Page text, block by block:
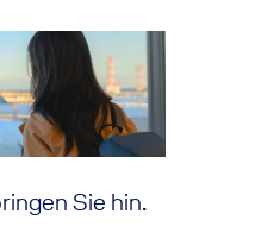
Sie hin.